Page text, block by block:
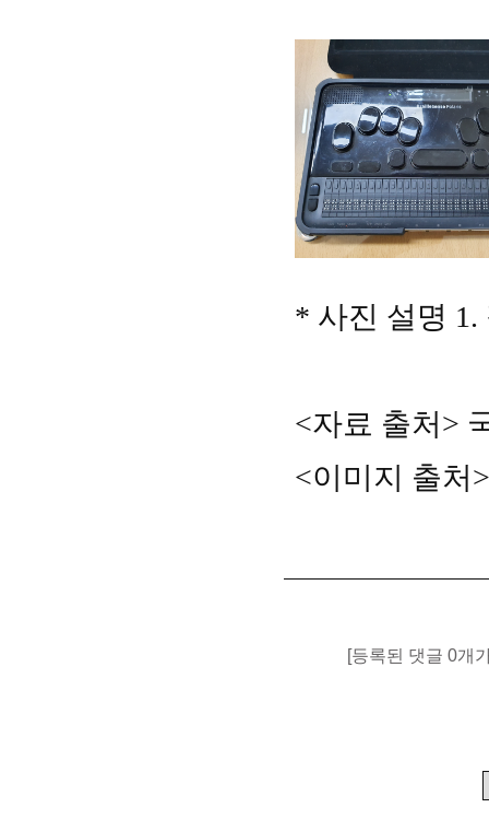
* 사진 설명 1.
<자료 출처>
<이미지 출처
[등록된 댓글 0개